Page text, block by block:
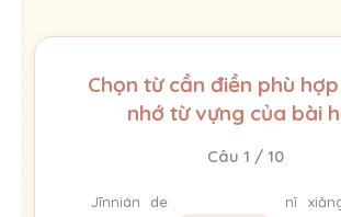
Chọn từ cần điền phù
nhớ từ vựng của bài
Câu 1 / 10
Jīnnián de nǐ